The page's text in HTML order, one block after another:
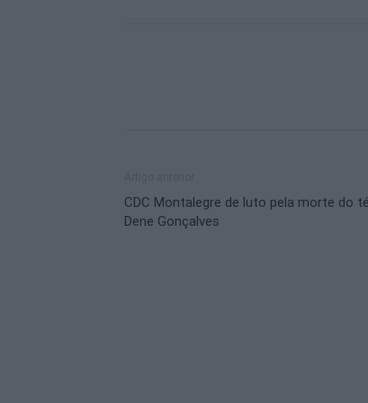
CDC Montalegre de luto pela morte do
Dene Gonçalves